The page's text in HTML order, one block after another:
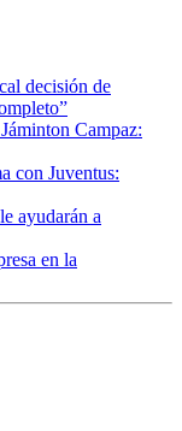
decisión de
Campaz:
con Juventus:
ayudarán a
en la